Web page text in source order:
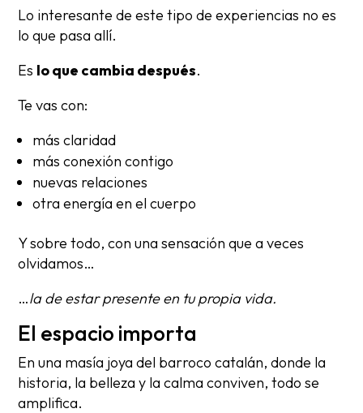
Lo interesante de este tipo de experiencias no es
lo que pasa allí.
Es lo que cambia después.
Te vas con:
más claridad
más conexión contigo
nuevas relaciones
otra energía en el cuerpo
Y sobre todo, con una sensación que a veces
olvidamos…
…la de estar presente en tu propia vida.
El espacio importa
En una masía joya del barroco catalán, donde la
historia, la belleza y la calma conviven, todo se
amplifica.